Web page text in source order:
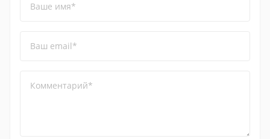
Ваше имя*
Ваш email*
Комментарий*